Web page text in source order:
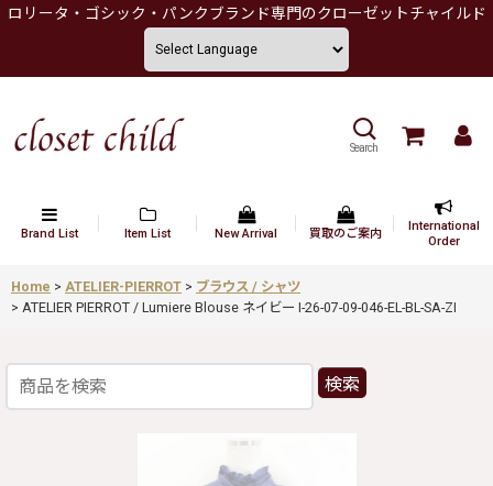
ロリータ・ゴシック・パンクブランド専門のクローゼットチャイルド
Search
Brand List Item List New Arrival 買取のご案内
International
Order
Home > ATELIER-PIERROT > ブラウス / シャツ
> ATELIER PIERROT / Lumiere Blouse ネイビー I-26-07-09-046-EL-BL-SA-ZI
検索